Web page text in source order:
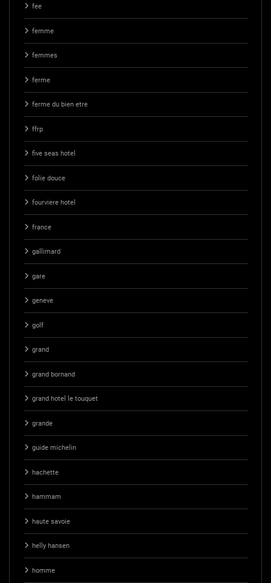
fee
femme
femmes
ferme
ferme du bien etre
ffrp
five seas hotel
folie douce
fourviere hotel
france
gallimard
gare
geneve
golf
grand
grand bornand
grand hotel le touquet
grande
guide michelin
hachette
hammam
haute savoie
helly hansen
homme